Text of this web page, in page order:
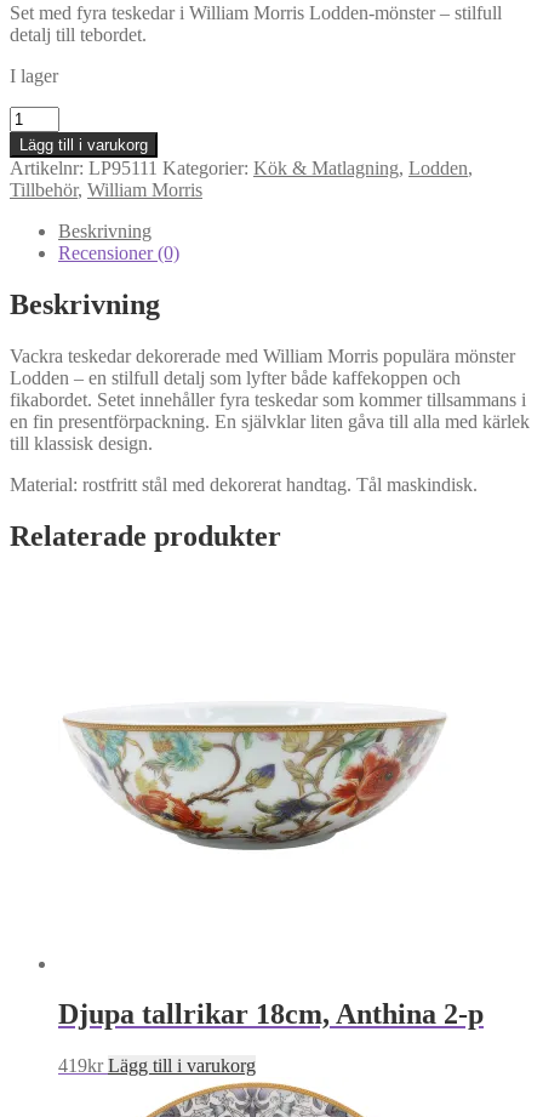
Set med fyra teskedar i William Morris Lodden-mönster – stilfull
detalj till tebordet.
I lager
William
Morris
Lodden
Teskedar
4
mängd
Lägg till i varukorg
Artikelnr: LP95111 Kategorier: Kök & Matlagning, Lodden,
Tillbehör, William Morris
Beskrivning
Recensioner (0)
Beskrivning
Vackra teskedar dekorerade med William Morris populära mönster
Lodden – en stilfull detalj som lyfter både kaffekoppen och
fikabordet. Setet innehåller fyra teskedar som kommer tillsammans i
en fin presentförpackning. En självklar liten gåva till alla med kärlek
till klassisk design.
Material: rostfritt stål med dekorerat handtag. Tål maskindisk.
Relaterade produkter
Djupa tallrikar 18cm, Anthina 2-p
419kr Lägg till i varukorg